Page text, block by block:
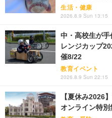
生活・健康
2026.8.9 Sun 13:15
中・高校生が
レンジカップ
催8/22
教育イベント
2026.8.9 Sun 22:15
【夏休み2026
オンライン特